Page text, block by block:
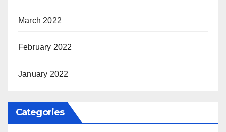
March 2022
February 2022
January 2022
Categories